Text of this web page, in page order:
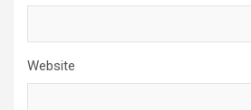
Website